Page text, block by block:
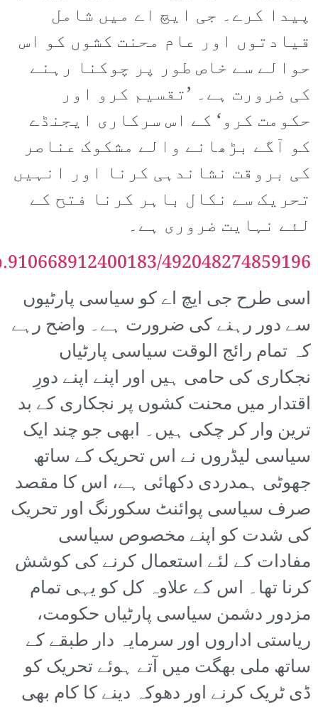
پیدا کرے۔ جی ایچ اے میں شامل
قیادتوں اور عام محنت کشوں کو اس
حوالے سے خاص طور پر چوکنا رہنے
کی ضرورت ہے۔ ’تقسیم کرو اور
حکومت کرو‘ کے اس سرکاری ایجنڈے
کو آگے بڑھانے والے مشکوک عناصر
کی بروقت نشاندہی کرنا اور انہیں
تحریک سے نکال باہر کرنا فتح کے
لئے نہایت ضروری ہے۔
492048274859196
اسی طرح جی ایچ اے کو سیاسی پارٹیوں
سے دور رہنے کی ضرورت ہے۔ واضح رہے
کہ تمام رائج الوقت سیاسی پارٹیاں
نجکاری کی حامی ہیں اور اپنے اپنے دورِ
اقتدار میں محنت کشوں پر نجکاری کے بد
ترین وار کر چکی ہیں۔ ابھی جو چند ایک
سیاسی لیڈروں نے اس تحریک کے ساتھ
جھوٹی ہمدردی دکھائی ہے، اس کا مقصد
صرف سیاسی پوائنٹ سکورنگ اور تحریک
کی شدت کو اپنے مخصوص سیاسی
مفادات کے لئے استعمال کرنے کی کوشش
کرنا تھا۔ اس کے علاوہ کل کو یہی تمام
مزدور دشمن سیاسی پارٹیاں حکومت،
ریاستی اداروں اور سرمایہ دار طبقے کے
ساتھ ملی بھگت میں آتے ہوئے تحریک کو
ڈی ٹریک کرنے اور دھوکہ دینے کا کام بھی